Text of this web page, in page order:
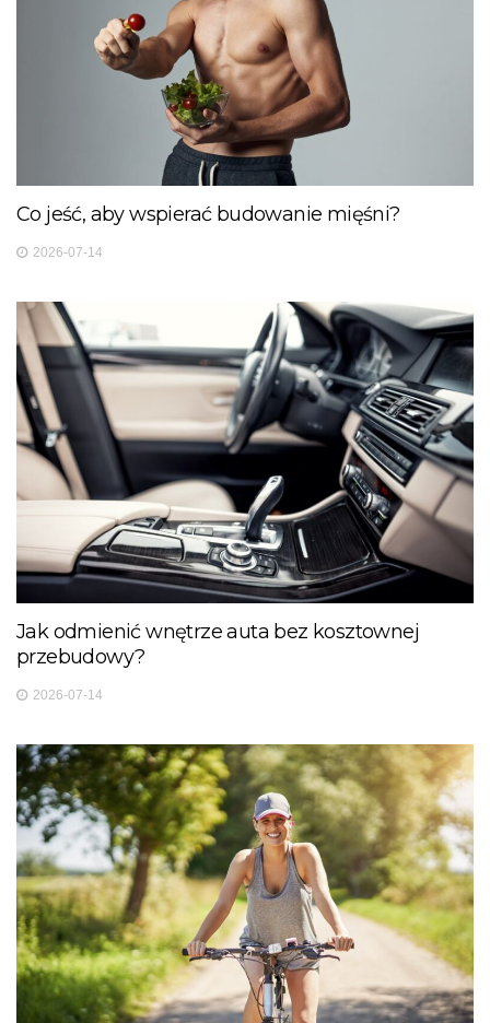
Co jeść, aby wspierać budowanie mięśni?
2026-07-14
Jak odmienić wnętrze auta bez kosztownej
przebudowy?
2026-07-14